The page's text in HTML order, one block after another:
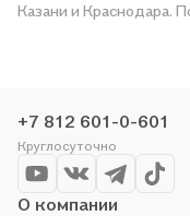
Казани и Краснодара.
организуем конкурсы
чтобы не упустить
+7 812 601-0-601
Круглосуточно
О компании